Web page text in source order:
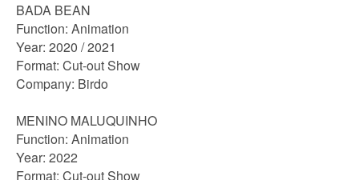
BADA BEAN
Function: Animation
Year: 2020 / 2021
Format: Cut-out Show
Company: Birdo
MENINO MALUQUINHO
Function: Animation
Year: 2022
Format: Cut-out Show